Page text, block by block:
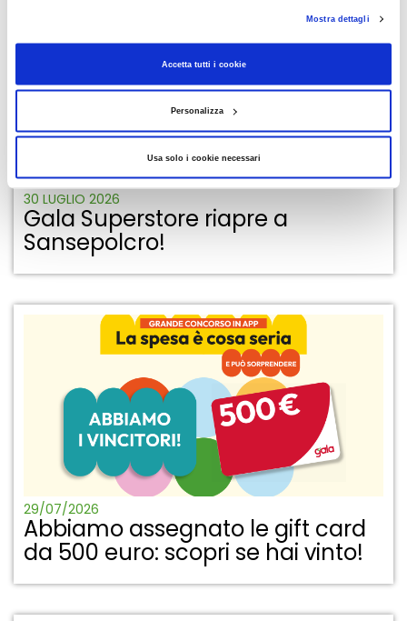
Mostra dettagli
Accetta tutti i cookie
Personalizza
Usa solo i cookie necessari
30 LUGLIO 2026
Gala Superstore riapre a
Sansepolcro!
29/07/2026
Abbiamo assegnato le gift card
da 500 euro: scopri se hai vinto!